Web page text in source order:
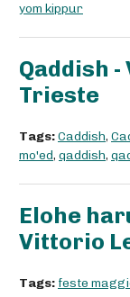
yom kippur
Qaddish
Trieste
Tags:Caddish,
mo'ed, qaddish,
Elohe
Vittorio
Tags: feste